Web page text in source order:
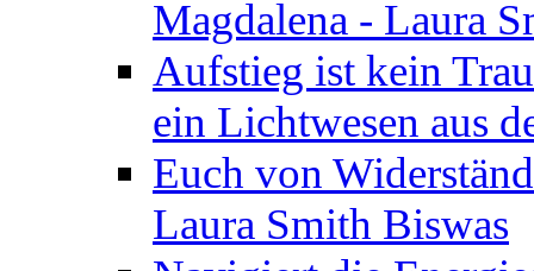
Magdalena - Laura
Aufstieg ist kein
ein Lichtwesen aus
Euch von
Laura Smith Biswas